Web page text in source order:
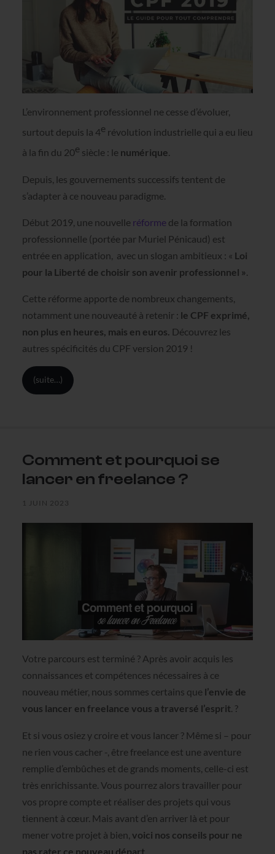
L’environnement professionnel ne cesse d’évoluer,
surtout depuis la 4erévolution industrielle qui a eu lieu
à la fin du 20esiècle : le numérique.
Depuis, les gouvernements successifs tentent de
s’adapter à ce nouveau paradigme.
Début 2019, une nouvelle réformede la formation
professionnelle (portée par Muriel Pénicaud) est
entrée en application, avec un slogan ambitieux : « Loi
pour la Liberté de choisir son avenir professionnel ».
Cette réforme apporte de nombreux changements,
notamment une nouveauté à retenir : le CPF exprimé,
non plus en heures, mais en euros. Découvrez les
autres spécificités du CPF version 2019 !
(suite…)
Comment et pourquoi se
lancer en freelance ?
1 JUIN 2023
Votre parcours est terminé ? Après avoir acquis les
connaissances et compétences nécessaires à ce
nouveau métier, nous sommes certains que l’envie de
vous lancer en freelance vous a traversé l’esprit. ?
Et si vous osiez y croire et vous lancer ? Même si – pour
ne rien vous cacher -, être freelance est une aventure
remplie d’embûches et de grands moments, celle-ci est
très enrichissante. Vous pourrez alors travailler pour
vos propre compte et réaliser des projets qui vous
tiennent à cœur. Mais avant d’en arriver là et pour
mener votre projet à bien, voici nos conseils pour ne
pas rater ce nouveau départ